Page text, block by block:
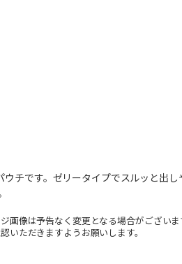
チです。ゼリータイプでスルッと出
像は予告なく変更となる場合がござい
いただきますようお願いします。